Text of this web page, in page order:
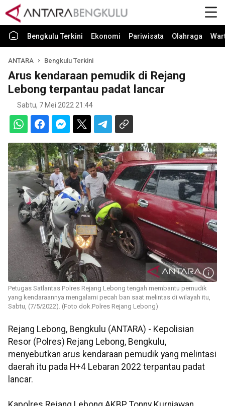
Bengkulu Terkini Ekonomi Pariwisata Olahraga
ANTARA Bengkulu Terkini
Arus kendaraan pemudik di Rejang
Lebong terpantau padat lancar
Sabtu, 7 Mei 2022 21:44
Petugas Satlantas Polres Rejang Lebong tengah membantu pemudik
yang kendaraannya mengalami pecah ban saat melintas di wilayah itu,
Sabtu, (7/5/2022). (Foto dok.Polres Rejang Lebong)
Rejang Lebong, Bengkulu (ANTARA) - Kepolisian
Resor (Polres) Rejang Lebong, Bengkulu,
menyebutkan arus kendaraan pemudik yang melintasi
daerah itu pada H+4 Lebaran 2022 terpantau padat
lancar.